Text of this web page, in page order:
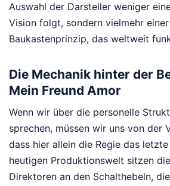
Auswahl der Darsteller weniger
Vision folgt, sondern vielmehr
Baukastenprinzip, das weltweit
Die Mechanik hinter der
Mein Freund Amor
Wenn wir über die personelle
sprechen, müssen wir uns von der
dass hier allein die Regie das
heutigen Produktionswelt sitzen
Direktoren an den Schalthebeln,